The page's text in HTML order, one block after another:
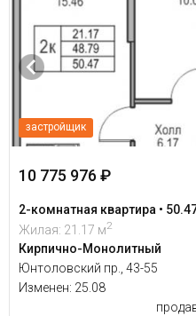
застройщик
10 775 976 ₽
2-комнатная квартира •
Жилая: 21.17 м2
Кирпично-Монолитный
Юнтоловский пр., 43-55
Изменен: 25.08